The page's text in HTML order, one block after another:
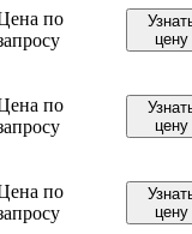
по
цену
по
цену
по
цену